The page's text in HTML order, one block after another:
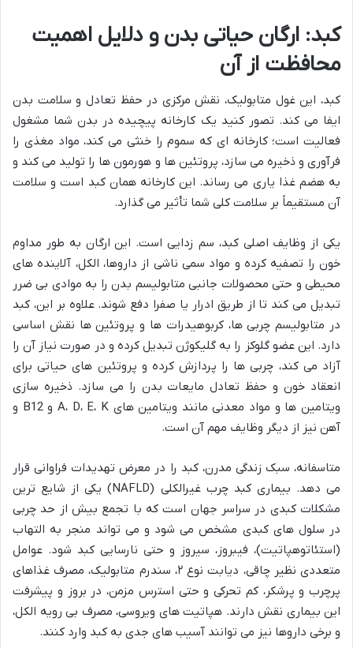
کبد: ارگان حیاتی بدن و دلایل اهمیت
محافظت از آن
کبد، این غول متابولیک، نقش مرکزی در حفظ تعادل و سلامت بدن
ایفا می کند. تصور کنید یک کارخانه پیچیده در بدن شما مشغول
فعالیت است؛ کارخانه ای که سموم را خنثی می کند، مواد مغذی را
فرآوری و ذخیره می سازد، پروتئین ها و هورمون ها را تولید می کند و
به هضم غذا یاری می رساند. این کارخانه همان کبد است و سلامت
آن مستقیماً بر سلامت کلی شما تأثیر می گذارد.
یکی از وظایف اصلی کبد، سم زدایی است. این ارگان به طور مداوم
خون را تصفیه کرده و مواد سمی ناشی از داروها، الکل، آلاینده های
محیطی و حتی محصولات جانبی متابولیسم بدن را به موادی بی ضرر
تبدیل می کند تا از طریق ادرار یا صفرا دفع شوند. علاوه بر این، کبد
در متابولیسم چربی ها، کربوهیدرات ها و پروتئین ها نقش اساسی
دارد. این عضو گلوکز را به گلیکوژن تبدیل کرده و در صورت نیاز آن را
آزاد می کند، چربی ها را پردازش کرده و پروتئین های حیاتی برای
انعقاد خون و حفظ تعادل مایعات بدن را می سازد. ذخیره سازی
ویتامین ها و مواد معدنی مانند ویتامین های A، D، E، K و B12 و
آهن نیز از دیگر وظایف مهم آن است.
متاسفانه، سبک زندگی مدرن، کبد را در معرض تهدیدات فراوانی قرار
می دهد. بیماری کبد چرب غیرالکلی (NAFLD) یکی از شایع ترین
مشکلات کبدی در سراسر جهان است که با تجمع بیش از حد چربی
در سلول های کبدی مشخص می شود و می تواند منجر به التهاب
(استئاتوهپاتیت)، فیبروز، سیروز و حتی نارسایی کبد شود. عوامل
متعددی نظیر چاقی، دیابت نوع ۲، سندرم متابولیک، مصرف غذاهای
پرچرب و پرشکر، کم تحرکی و حتی استرس مزمن، در بروز و پیشرفت
این بیماری نقش دارند. هپاتیت های ویروسی، مصرف بی رویه الکل،
و برخی داروها نیز می توانند آسیب های جدی به کبد وارد کنند.